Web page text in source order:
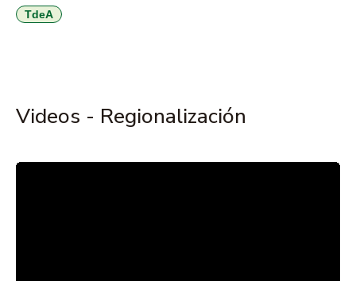
segundo semestre académico de 2026. El encuentro reunió a
docentes nuevos y antiguos alrededor de los principales retos
TdeA
Videos - Regionalización